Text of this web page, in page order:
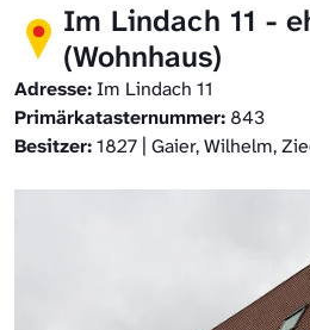
Im Lindach 11 -
(Wohnhaus)
Adresse:Im Lindach 11
Primärkatasternummer: 843
Besitzer:1827 | Gaier, Wilhelm,